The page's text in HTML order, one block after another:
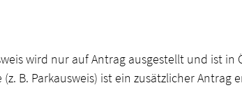
wird nur auf Antrag ausgestellt und ist in
B. Parkausweis) ist ein zusätzlicher Antrag